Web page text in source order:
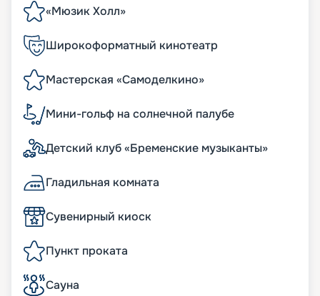
«Мюзик Холл»
Широкоформатный кинотеатр
Мастерская «Самоделкино»
Мини-гольф на солнечной палубе
Детский клуб «Бременские музыканты»
Гладильная комната
Сувенирный киоск
Пункт проката
Сауна